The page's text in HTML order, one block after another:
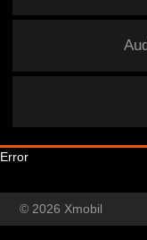
Error
© 2026 Xmobil